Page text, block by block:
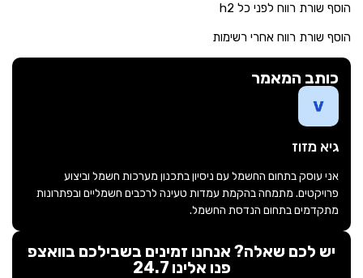
הוסף שורת רווח לפני כל h2
הוסף שורת רווח אחרי רשימות
כותב המאמר
גיא מזוז
אני עוסק בתחום החשמל עם ניסיון בתכנון מערכות חשמל וביצוע
פרויקטים. מתמחה בהקמת עמדות טעינה לרכבים חשמליים ובפתרונות
מתקדמים בתחום הנדסת החשמל.
יש לכם שאלה? אנחנו זמינים בשבילכם בוואצפ
פנו אלינו 24.7